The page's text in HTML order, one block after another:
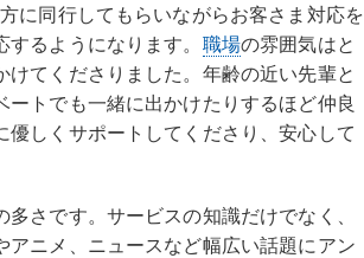
に同行してもらいながらお客さま対応を
るようになります。 職場の雰囲気はと
てくださりました。年齢の近い先輩と
トでも一緒に出かけたりするほど仲良
しくサポートしてくださり、安心して
さです。サービスの知識だけでなく、
ニメ、ニュースなど幅広い話題にアン